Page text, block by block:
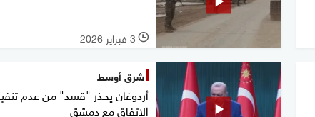
l 3 فبراير 2026
شرق أوسط
أردوغان يحذر "قسد" من عدم
الاتفاق مع دمشق